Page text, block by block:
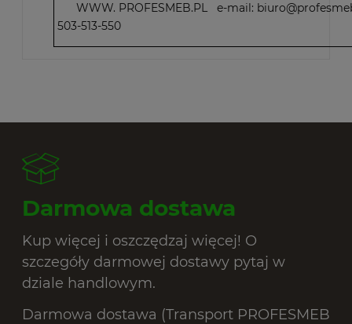
WWW. PROFESMEB.PL e-mail:
503-513-550
Darmowa dostawa
Kup więcej i oszczędzaj więcej! O
szczegóły darmowej dostawy pytaj w
dziale handlowym.
Darmowa dostawa (Transport PROFESMEB